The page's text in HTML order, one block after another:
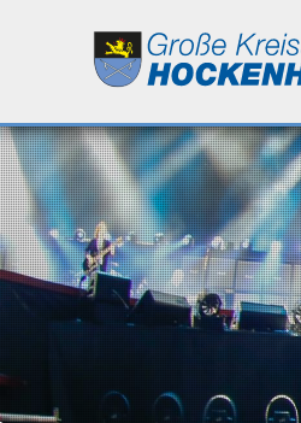
Leben
Kultur